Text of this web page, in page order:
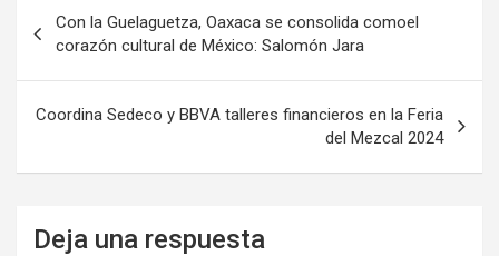
de
entradas
Con la Guelaguetza, Oaxaca se consolida comoel
corazón cultural de México: Salomón Jara
Coordina Sedeco y BBVA talleres financieros en la Feria
del Mezcal 2024
Deja una respuesta